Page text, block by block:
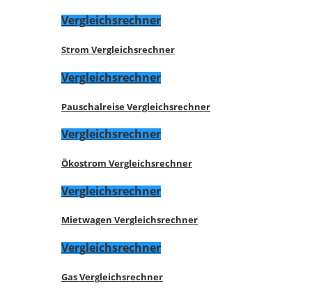
Vergleichsrechner
Strom Vergleichsrechner
Vergleichsrechner
Pauschalreise Vergleichsrechner
Vergleichsrechner
Ökostrom Vergleichsrechner
Vergleichsrechner
Mietwagen Vergleichsrechner
Vergleichsrechner
Gas Vergleichsrechner